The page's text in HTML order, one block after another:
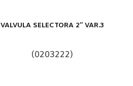
VALVULA SELECTORA 2″ VAR.3
(0203222)